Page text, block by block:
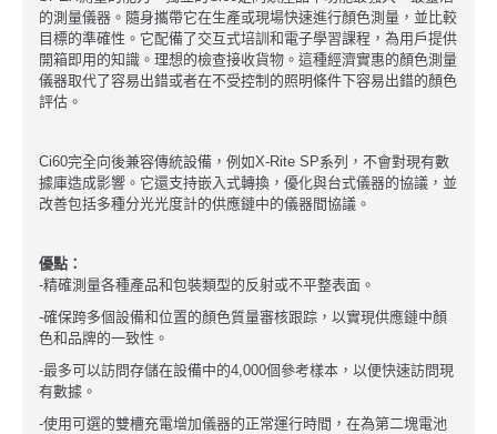
的測量儀器。隨身攜帶它在生產或現場快速進行顏色測量，並比較
目標的準確性。它配備了交互式培訓和電子學習課程，為用戶提供
開箱即用的知識。理想的檢查接收貨物。這種經濟實惠的顏色測量
儀器取代了容易出錯或者在不受控制的照明條件下容易出錯的顏色
評估。
Ci60完全向後兼容傳統設備，例如X-Rite SP系列，不會對現有數
據庫造成影響。它還支持嵌入式轉換，優化與台式儀器的協議，並
改善包括多種分光光度計的供應鏈中的儀器間協議。
優點：
-精確測量各種產品和包裝類型的反射或不平整表面。
-確保跨多個設備和位置的顏色質量審核跟踪，以實現供應鏈中顏
色和品牌的一致性。
-最多可以訪問存儲在設備中的4,000個參考樣本，以便快速訪問現
有數據。
-使用可選的雙槽充電增加儀器的正常運行時間，在為第二塊電池